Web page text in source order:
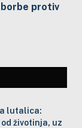
protiv
lutalica:
životinja, uz